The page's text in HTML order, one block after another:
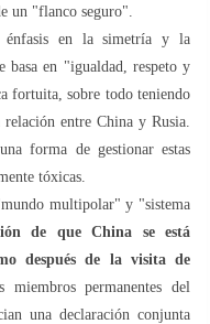
un "flanco seguro".
énfasis en la simetría y la
basa en "igualdad, respeto y
fortuita, sobre todo teniendo
entre China y Rusia.
forma de gestionar estas
tóxicas.
multipolar" y "sistema
de que China se está
después de la visita de
miembros permanentes del
una declaración conjunta